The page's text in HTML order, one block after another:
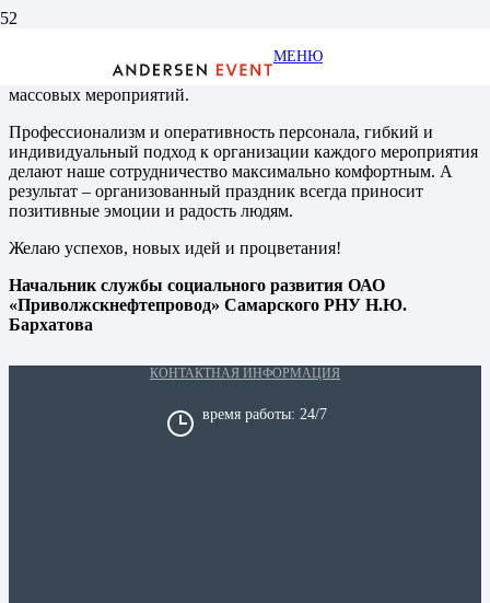
МЕНЮ
коллективу Студии Событий «Андерсен» за долгосрочное
сотрудничество в организации праздничных и культурно-
массовых мероприятий.
Профессионализм и оперативность персонала, гибкий и
индивидуальный подход к организации каждого мероприятия
делают наше сотрудничество максимально комфортным. А
результат – организованный праздник всегда приносит
позитивные эмоции и радость людям.
Желаю успехов, новых идей и процветания!
Начальник службы социального развития ОАО
«Приволжскнефтепровод» Самарского РНУ Н.Ю.
Бархатова
КОНТАКТНАЯ ИНФОРМАЦИЯ
время работы: 24/7